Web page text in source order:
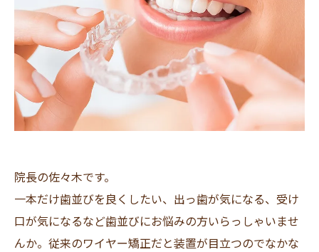
院長の佐々木です。
一本だけ歯並びを良くしたい、出っ歯が気になる、受け
口が気になるなど歯並びにお悩みの方いらっしゃいませ
んか。従来のワイヤー矯正だと装置が目立つのでなかな